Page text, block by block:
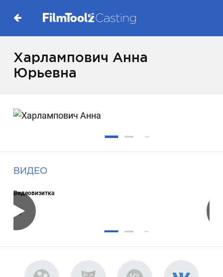
Харлампович Анна
Юрьевна
ВИДЕО
Видеовизитка